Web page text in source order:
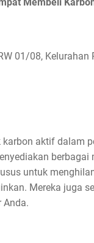
Membeli
01/08,
aktif dalam
untuk
Mereka juga
Anda.